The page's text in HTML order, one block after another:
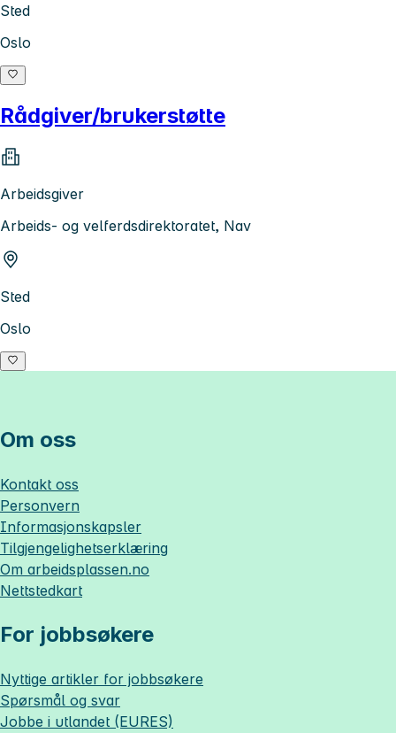
Sted
Oslo
Rådgiver/brukerstøtte
Arbeidsgiver
Arbeids- og velferdsdirektoratet, Nav
Sted
Oslo
Om oss
Kontakt oss
Personvern
Informasjonskapsler
Tilgjengelighetserklæring
Om arbeidsplassen.no
Nettstedkart
For jobbsøkere
Nyttige artikler for jobbsøkere
Spørsmål og svar
Jobbe i utlandet (EURES)